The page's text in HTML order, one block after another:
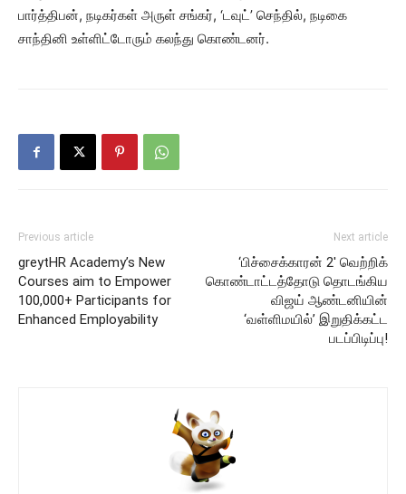
பார்த்திபன், நடிகர்கள் அருள் சங்கர், ‘டவுட்’ செந்தில், நடிகை
சாந்தினி உள்ளிட்டோரும் கலந்து கொண்டனர்.
Previous article
greytHR Academy’s New
Courses aim to Empower
100,000+ Participants for
Enhanced Employability
Next article
‘பிச்சைக்காரன் 2′ வெற்றிக்
கொண்டாட்டத்தோடு தொடங்கிய
விஜய் ஆண்டனியின்
‘வள்ளிமயில்’ இறுதிக்கட்ட
படப்பிடிப்பு!